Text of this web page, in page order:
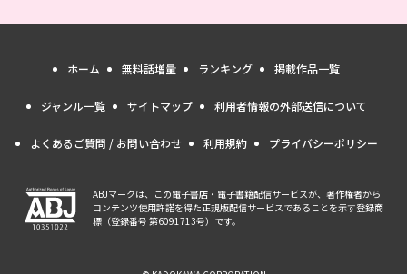
ホーム 無料話増量 ランキング 掲載作品一覧
ジャンル一覧 サイトマップ 利用者情報の外部送信について
よくあるご質問 / お問い合わせ 利用規約 プライバシーポリシー
ABJマークは、この電子書店・電子書籍配信サービスが、著作権者から
コンテンツ使用許諾を得た正規版配信サービスであることを示す登録商
標（登録番号 第6091713号）です。